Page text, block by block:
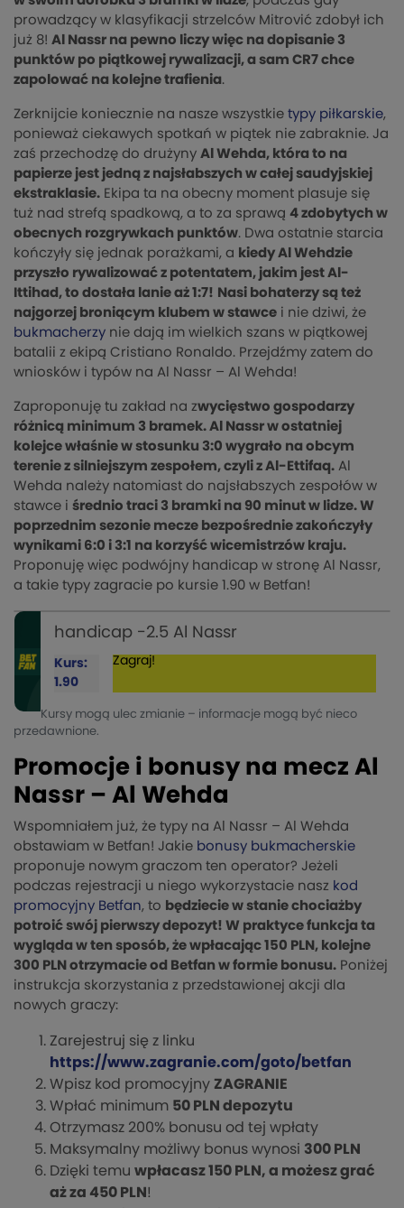
prowadzący w klasyfikacji strzelców Mitrović zdobył ich
już 8! Al Nassr na pewno liczy więc na dopisanie 3
punktów po piątkowej rywalizacji, a sam CR7 chce
zapolować na kolejne trafienia.
Zerknijcie koniecznie na nasze wszystkie typy piłkarskie,
ponieważ ciekawych spotkań w piątek nie zabraknie. Ja
zaś przechodzę do drużyny Al Wehda, która to na
papierze jest jedną z najsłabszych w całej saudyjskiej
ekstraklasie. Ekipa ta na obecny moment plasuje się
tuż nad strefą spadkową, a to za sprawą 4 zdobytych w
obecnych rozgrywkach punktów. Dwa ostatnie starcia
kończyły się jednak porażkami, a kiedy Al Wehdzie
przyszło rywalizować z potentatem, jakim jest Al-
Ittihad, to dostała lanie aż 1:7! Nasi bohaterzy są też
najgorzej broniącym klubem w stawce i nie dziwi, że
bukmacherzy nie dają im wielkich szans w piątkowej
batalii z ekipą Cristiano Ronaldo. Przejdźmy zatem do
wniosków i typów na Al Nassr – Al Wehda!
Zaproponuję tu zakład na zwycięstwo gospodarzy
różnicą minimum 3 bramek. Al Nassr w ostatniej
kolejce właśnie w stosunku 3:0 wygrało na obcym
terenie z silniejszym zespołem, czyli z Al-Ettifaq. Al
Wehda należy natomiast do najsłabszych zespołów w
stawce i średnio traci 3 bramki na 90 minut w lidze. W
poprzednim sezonie mecze bezpośrednie zakończyły
wynikami 6:0 i 3:1 na korzyść wicemistrzów kraju.
Proponuję więc podwójny handicap w stronę Al Nassr,
a takie typy zagracie po kursie 1.90 w Betfan!
handicap -2.5 Al Nassr
Kurs:
1.90
Zagraj!
Kursy mogą ulec zmianie – informacje mogą być nieco
przedawnione.
Promocje i bonusy na mecz Al
Nassr – Al Wehda
Wspomniałem już, że typy na Al Nassr – Al Wehda
obstawiam w Betfan! Jakie bonusy bukmacherskie
proponuje nowym graczom ten operator? Jeżeli
podczas rejestracji u niego wykorzystacie nasz kod
promocyjny Betfan, to będziecie w stanie chociażby
potroić swój pierwszy depozyt! W praktyce funkcja ta
wygląda w ten sposób, że wpłacając 150 PLN, kolejne
300 PLN otrzymacie od Betfan w formie bonusu. Poniżej
instrukcja skorzystania z przedstawionej akcji dla
nowych graczy:
Zarejestruj się z linku
https://www.zagranie.com/goto/betfan
Wpisz kod promocyjny ZAGRANIE
Wpłać minimum 50 PLN depozytu
Otrzymasz 200% bonusu od tej wpłaty
Maksymalny możliwy bonus wynosi 300 PLN
Dzięki temu wpłacasz 150 PLN, a możesz grać
aż za 450 PLN !